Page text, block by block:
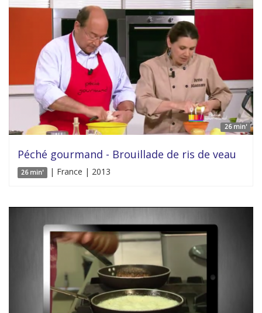
26 min'
Péché gourmand - Brouillade de ris de veau
26 min' | France | 2013